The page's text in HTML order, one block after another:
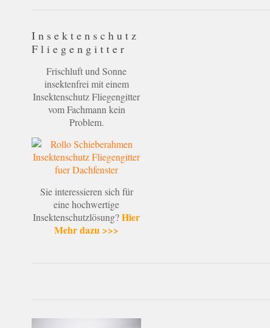
Insektenschutz
Fliegengitter
Frischluft und Sonne
insektenfrei mit einem
Insektenschutz Fliegengitter
vom Fachmann kein
Problem.
Sie interessieren sich für
eine hochwertige
Insektenschutzlösung?Hier
Mehr dazu >>>